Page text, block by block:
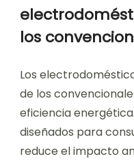
los
Los
de los
eficiencia
diseñados para
reduce el impacto